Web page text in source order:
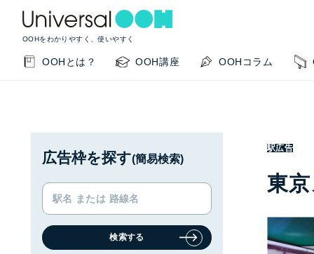
OOHをわかりやすく、使いやすく
OOHとは？ OOH講座 OOHコラム
KEYWORD SEARCH
GUIDE
駅広告
東
広告枠を探す(簡易検索)
検索する